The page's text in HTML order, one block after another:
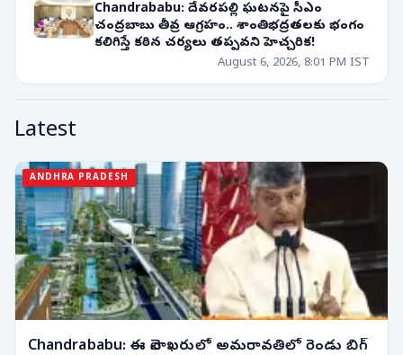
Chandrababu: దేవరపల్లి ఘటనపై సీఎం
చంద్రబాబు తీవ్ర ఆగ్రహం.. శాంతిభద్రతలకు భంగం
కలిగిస్తే కఠిన చర్యలు తప్పవని హెచ్చరిక!
August 6, 2026, 8:01 PM IST
Latest
ANDHRA PRADESH
Chandrababu: ఈ నెలాఖరులో అమరావతిలో రెండు బిగ్